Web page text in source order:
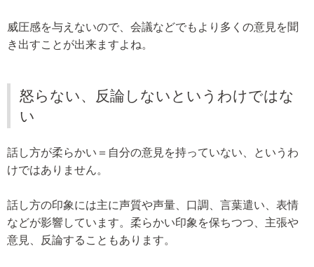
威圧感を与えないので、会議などでもより多くの意見を聞
き出すことが出来ますよね。
怒らない、反論しないというわけではな
い
話し方が柔らかい＝自分の意見を持っていない、というわ
けではありません。
話し方の印象には主に声質や声量、口調、言葉遣い、表情
などが影響しています。柔らかい印象を保ちつつ、主張や
意見、反論することもあります。